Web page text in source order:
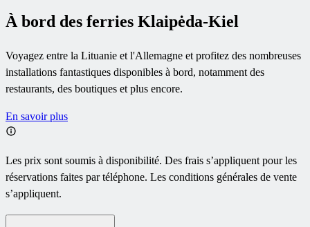
À bord des ferries Klaipėda-Kiel
Voyagez entre la Lituanie et l'Allemagne et profitez des nombreuses
installations fantastiques disponibles à bord, notamment des
restaurants, des boutiques et plus encore.
En savoir plus
Les prix sont soumis à disponibilité. Des frais s’appliquent pour les
réservations faites par téléphone. Les conditions générales de vente
s’appliquent.